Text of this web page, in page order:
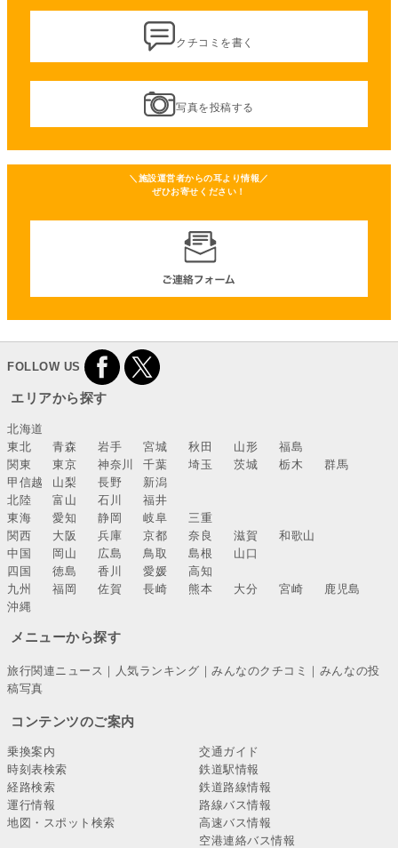
クチコミを書く
写真を投稿する
＼施設運営者からの耳より情報／
ぜひお寄せください！
FOLLOW US
エリアから探す
北海道
東北
青森 岩手 宮城 秋田 山形
福島
関東
東京 神奈川 千葉 埼玉 茨城 栃木
群馬
甲信越
山梨 長野
新潟
北陸
富山 石川
福井
東海
愛知 静岡 岐阜
三重
関西
大阪 兵庫 京都 奈良 滋賀
和歌山
中国
岡山 広島 鳥取 島根
山口
四国
徳島 香川 愛媛
高知
九州
福岡 佐賀 長崎 熊本 大分 宮崎
鹿児島
沖縄
メニューから探す
旅行関連ニュース ｜ 人気ランキング ｜みんなのクチコミ ｜ みんなの投
稿写真
コンテンツのご案内
乗換案内
時刻表検索
経路検索
運行情報
地図・スポット検索
交通ガイド
鉄道駅情報
鉄道路線情報
路線バス情報
高速バス情報
空港連絡バス情報